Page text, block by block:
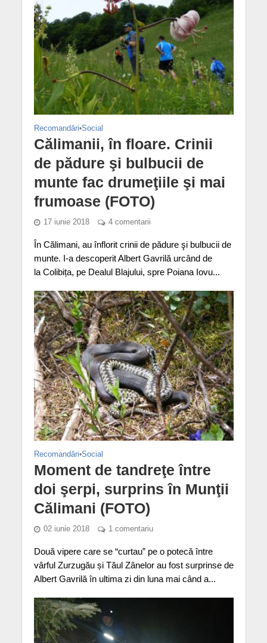
Recomandări•Social
Călimanii, în floare. Crinii
de pădure şi bulbucii de
munte fac drumeţiile şi mai
frumoase (FOTO)
17 iunie 2018 4 comentarii
În Călimani, au înflorit crinii de pădure şi bulbucii de
munte. I-a descoperit Albert Gavrilă urcând de
la Colibița, pe Dealul Blajului, spre Poiana Iovu...
Recomandări•Social
Moment de tandreţe între
doi şerpi, surprins în Munţii
Călimani (FOTO)
02 iunie 2018 1 comentariu
Două vipere care se “curtau” pe o potecă între
vârful Zurzugău și Tăul Zânelor au fost surprinse de
Albert Gavrilă în ultima zi din luna mai când a...